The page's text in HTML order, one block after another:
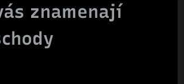
znamenají